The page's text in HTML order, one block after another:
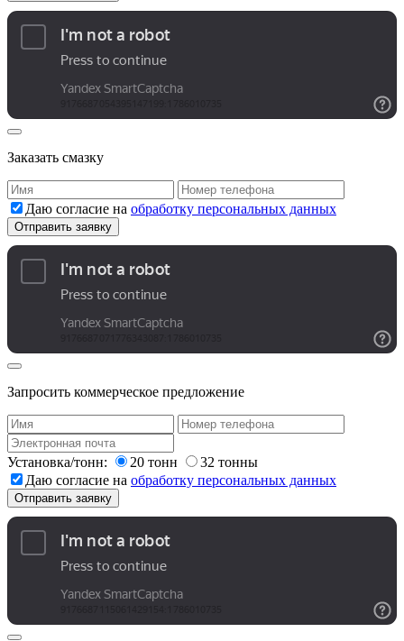
Заказать смазку
Даю согласие на обработку персональных данных
Запросить коммерческое предложение
Установка/тонн: 20 тонн
32 тонны
Даю согласие на обработку персональных данных